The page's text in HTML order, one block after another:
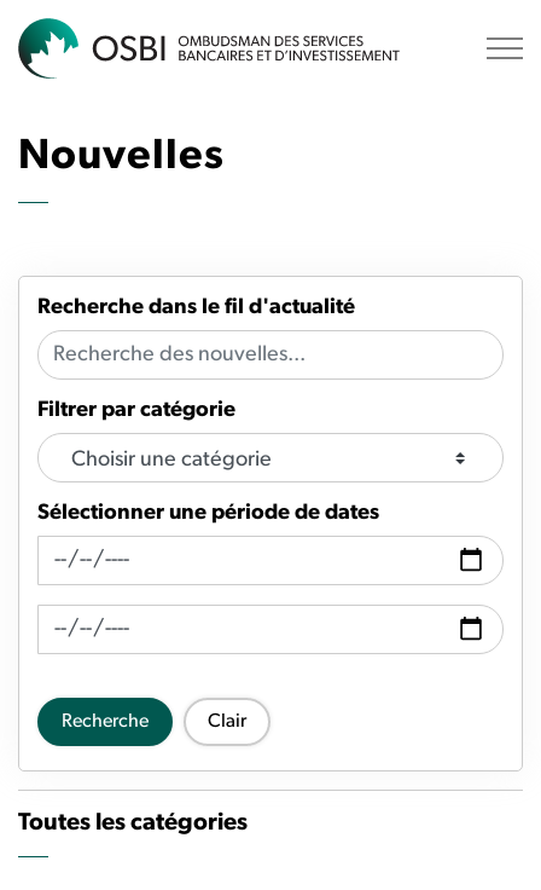
Nouvelles
Recherche dans le fil d'actualité
Filtrer par catégorie
Sélectionner une période de dates
Recherche de fil d'actualité Date de
Recherche de flux d'actualités Date à
Recherche Clair
Toutes les catégories